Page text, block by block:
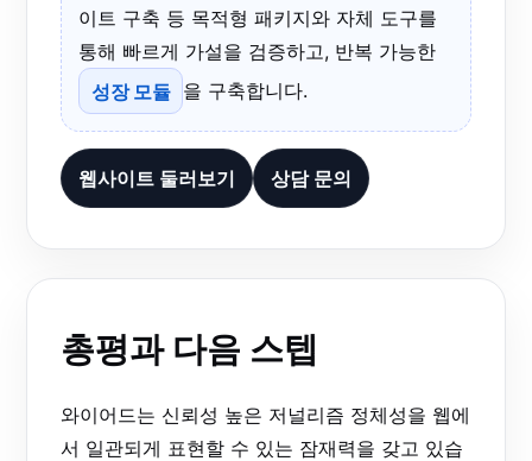
이트 구축 등 목적형 패키지와 자체 도구를
통해 빠르게 가설을 검증하고, 반복 가능한
성장 모듈 을 구축합니다.
웹사이트 둘러보기 상담 문의
총평과 다음 스텝
와이어드는 신뢰성 높은 저널리즘 정체성을 웹에
서 일관되게 표현할 수 있는 잠재력을 갖고 있습